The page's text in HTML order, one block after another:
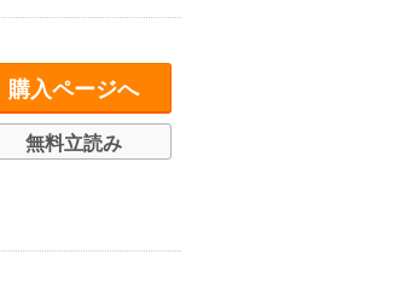
購入ページへ
無料立読み